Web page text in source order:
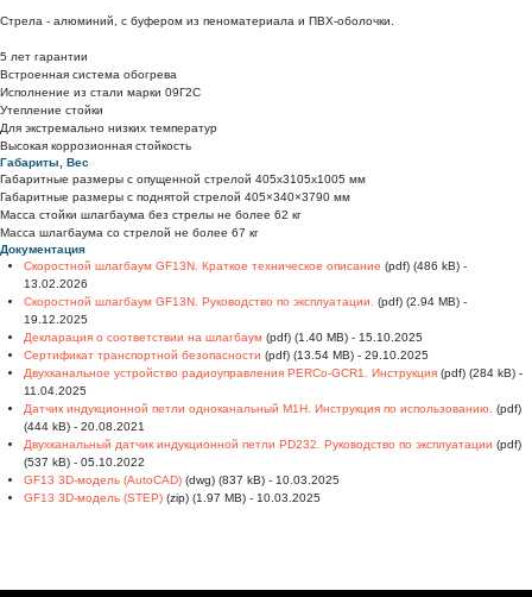
Стрела - алюминий, с буфером из пеноматериала и ПВХ-оболочки.
5 лет гарантии
Встроенная система обогрева
Исполнение из стали марки 09Г2С
Утепление стойки
Для экстремально низких температур
Высокая коррозионная стойкость
Габариты, Вес
Габаритные размеры с опущенной стрелой 405х3105х1005 мм
Габаритные размеры с поднятой стрелой 405×340×3790 мм
Масса стойки шлагбаума без стрелы не более 62 кг
Масса шлагбаума со стрелой не более 67 кг
Документация
Скоростной шлагбаум GF13N. Краткое техническое описание (pdf) (486 kB) -
13.02.2026
Скоростной шлагбаум GF13N. Руководство по эксплуатации.
(pdf) (2.94 MB) -
19.12.2025
Декларация о соответствии на шлагбаум (pdf) (1.40 MB) - 15.10.2025
Сертификат транспортной безопасности (pdf) (13.54 MB) - 29.10.2025
Двухканальное устройство радиоуправления PERCo-GCR1. Инструкция (pdf) (284 kB) -
11.04.2025
Датчик индукционной петли одноканальный М1Н. Инструкция по использованию.
(pdf)
(444 kB) - 20.08.2021
Двухканальный датчик индукционной петли PD232. Руководство по эксплуатации (pdf)
(537 kB) - 05.10.2022
GF13 3D-модель (AutoCAD) (dwg) (837 kB) - 10.03.2025
GF13 3D-модель (STEP) (zip) (1.97 MB) - 10.03.2025